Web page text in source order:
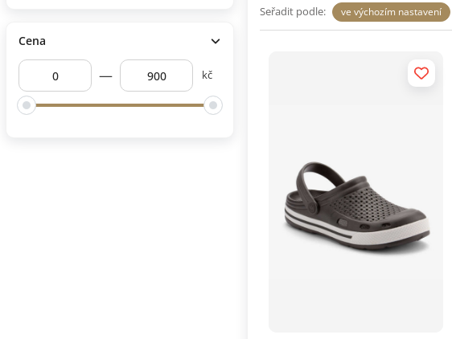
Cena
— kč
Seřadit podle: ve výchozím nastavení